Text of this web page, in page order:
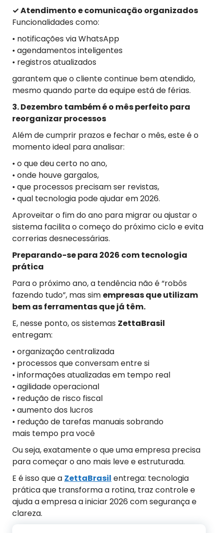
✓ Atendimento e comunicação organizados
Funcionalidades como:
• notificações via WhatsApp
• agendamentos inteligentes
• registros atualizados
garantem que o cliente continue bem atendido,
mesmo quando parte da equipe está de férias.
3. Dezembro também é o mês perfeito para
reorganizar processos
Além de cumprir prazos e fechar o mês, este é o
momento ideal para analisar:
• o que deu certo no ano,
• onde houve gargalos,
• que processos precisam ser revistas,
• qual tecnologia pode ajudar em 2026.
Aproveitar o fim do ano para migrar ou ajustar o
sistema facilita o começo do próximo ciclo e evita
correrias desnecessárias.
Preparando-se para 2026 com tecnologia
prática
Para o próximo ano, a tendência não é “robôs
fazendo tudo”, mas sim empresas que utilizam
bem as ferramentas que já têm.
E, nesse ponto, os sistemas ZettaBrasil
entregam:
• organização centralizada
• processos que conversam entre si
• informações atualizadas em tempo real
• agilidade operacional
• redução de risco fiscal
• ⁠aumento dos lucros
• redução de tarefas manuais sobrando
mais tempo pra você
Ou seja, exatamente o que uma empresa precisa
para começar o ano mais leve e estruturada.
E é isso que a ZettaBrasil entrega: tecnologia
prática que transforma a rotina, traz controle e
ajuda a empresa a iniciar 2026 com segurança e
clareza.